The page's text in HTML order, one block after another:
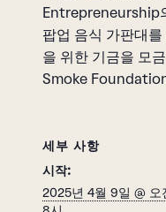
Entrepreneurship
팝업 음식 가판대
을 위한 기금을 모
Smoke
세부 사항
시작:
2025년 4월 9일 @ 오